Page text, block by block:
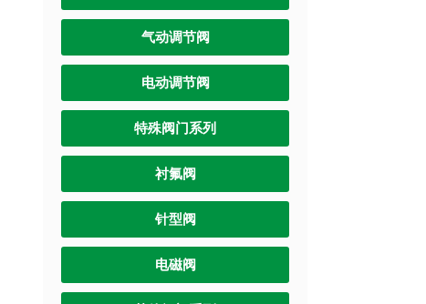
气动调节阀
电动调节阀
特殊阀门系列
衬氟阀
针型阀
电磁阀